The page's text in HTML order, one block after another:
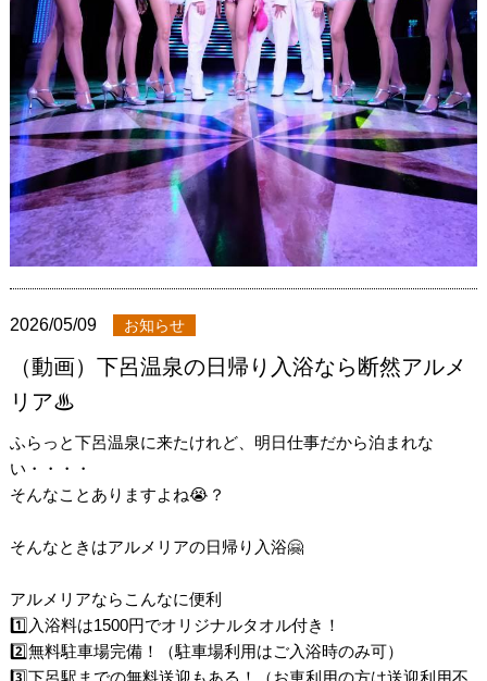
2026/05/09 お知らせ
（動画）下呂温泉の日帰り入浴なら断然アルメ
リア♨
ふらっと下呂温泉に来たけれど、明日仕事だから泊まれな
い・・・・
そんなことありますよね😭？
そんなときはアルメリアの日帰り入浴🤗
アルメリアならこんなに便利
1️⃣入浴料は1500円でオリジナルタオル付き！
2️⃣無料駐車場完備！（駐車場利用はご入浴時のみ可）